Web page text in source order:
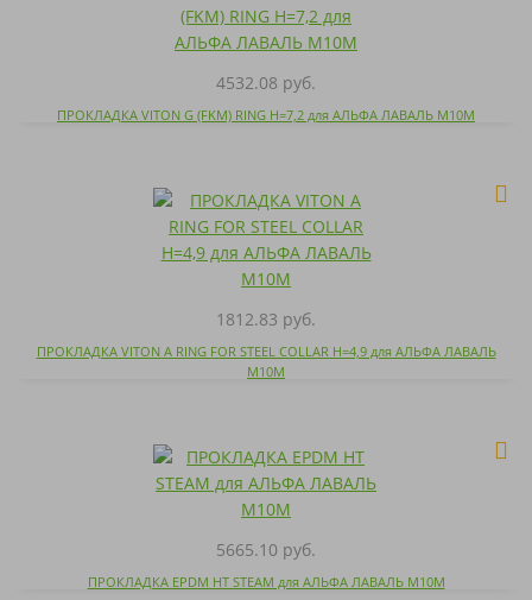
4532.08 руб.
ПРОКЛАДКА VITON G (FKM) RING H=7,2 для АЛЬФА ЛАВАЛЬ M10M
1812.83 руб.
ПРОКЛАДКА VITON A RING FOR STEEL COLLAR H=4,9 для АЛЬФА ЛАВАЛЬ
M10M
5665.10 руб.
ПРОКЛАДКА EPDM HT STEAM для АЛЬФА ЛАВАЛЬ M10M